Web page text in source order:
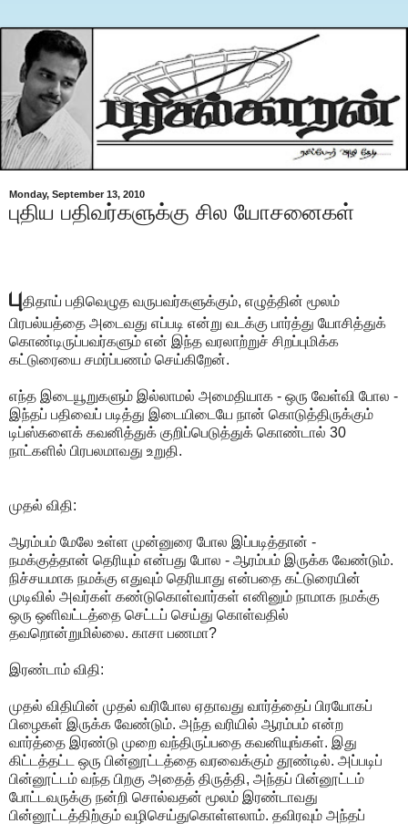
Monday, September 13, 2010
புதிய பதிவர்களுக்கு சில யோசனைகள்
புதிதாய் பதிவெழுத வருபவர்களுக்கும், எழுத்தின் மூலம்
பிரபல்யத்தை அடைவது எப்படி என்று வடக்கு பார்த்து யோசித்துக்
கொண்டிருப்பவர்களும் என் இந்த வரலாற்றுச் சிறப்புமிக்க
கட்டுரையை சமர்ப்பணம் செய்கிறேன்.
எந்த இடையூறுகளும் இல்லாமல் அமைதியாக - ஒரு வேள்வி போல -
இந்தப் பதிவைப் படித்து இடையிடையே நான் கொடுத்திருக்கும்
டிப்ஸ்களைக் கவனித்துக் குறிப்பெடுத்துக் கொண்டால் 30
நாட்களில் பிரபலமாவது உறுதி.
முதல் விதி:
ஆரம்பம் மேலே உள்ள முன்னுரை போல இப்படித்தான் -
நமக்குத்தான் தெரியும் என்பது போல - ஆரம்பம் இருக்க வேண்டும்.
நிச்சயமாக நமக்கு எதுவும் தெரியாது என்பதை கட்டுரையின்
முடிவில் அவர்கள் கண்டுகொள்வார்கள் எனினும் நாமாக நமக்கு
ஒரு ஒளிவட்டத்தை செட்டப் செய்து கொள்வதில்
தவறொன்றுமில்லை. காசா பணமா?
இரண்டாம் விதி:
முதல் விதியின் முதல் வரிபோல ஏதாவது வார்த்தைப் பிரயோகப்
பிழைகள் இருக்க வேண்டும். அந்த வரியில் ஆரம்பம் என்ற
வார்த்தை இரண்டு முறை வந்திருப்பதை கவனியுங்கள். இது
கிட்டத்தட்ட ஒரு பின்னூட்டத்தை வரவைக்கும் தூண்டில். அப்படிப்
பின்னூட்டம் வந்த பிறகு அதைத் திருத்தி, அந்தப் பின்னூட்டம்
போட்டவருக்கு நன்றி சொல்வதன் மூலம் இரண்டாவது
பின்னூட்டத்திற்கும் வழிசெய்துகொள்ளலாம். தவிரவும் அந்தப்